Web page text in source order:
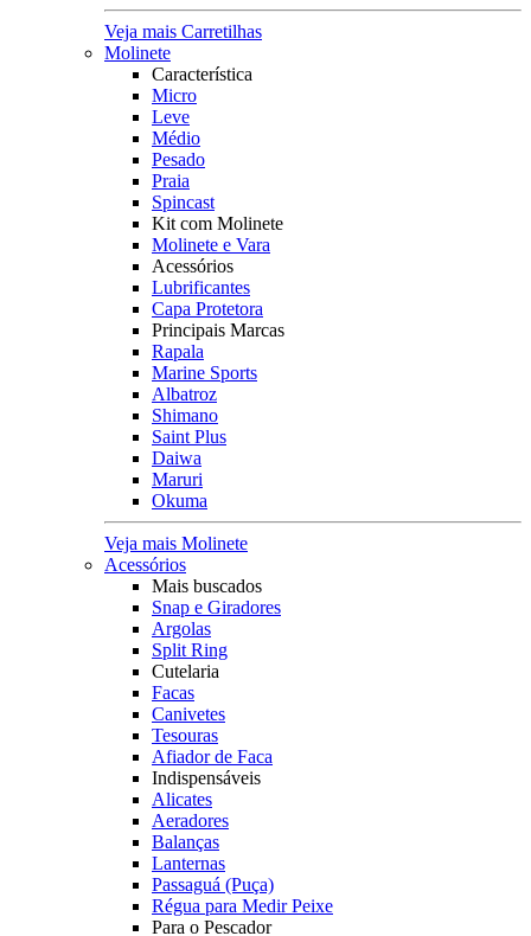
Veja mais Carretilhas
Molinete
Característica
Micro
Leve
Médio
Pesado
Praia
Spincast
Kit com Molinete
Molinete e Vara
Acessórios
Lubrificantes
Capa Protetora
Principais Marcas
Rapala
Marine Sports
Albatroz
Shimano
Saint Plus
Daiwa
Maruri
Okuma
Veja mais Molinete
Acessórios
Mais buscados
Snap e Giradores
Argolas
Split Ring
Cutelaria
Facas
Canivetes
Tesouras
Afiador de Faca
Indispensáveis
Alicates
Aeradores
Balanças
Lanternas
Passaguá (Puça)
Régua para Medir Peixe
Para o Pescador